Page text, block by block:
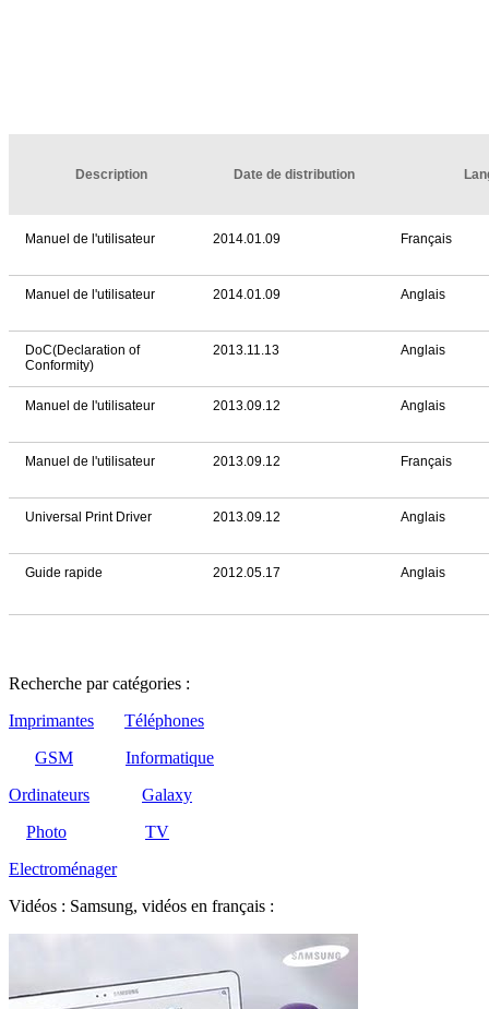
Description Date de distribution
Manuel de l'utilisateur 2014.01.09 Français
Manuel de l'utilisateur 2014.01.09 Anglais
DoC(Declaration of
Conformity)
2013.11.13 Anglais
Manuel de l'utilisateur 2013.09.12 Anglais
Manuel de l'utilisateur 2013.09.12 Français
Universal Print Driver 2013.09.12 Anglais
Guide rapide 2012.05.17 Anglais
Recherche par catégories :
Imprimantes
Téléphones
GSM
Informatique
Ordinateurs
Galaxy
Photo
TV
Electroménager
Vidéos : Samsung, vidéos en français :